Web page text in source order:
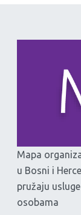
Mapa
u Bosni i
pružaju
osobama